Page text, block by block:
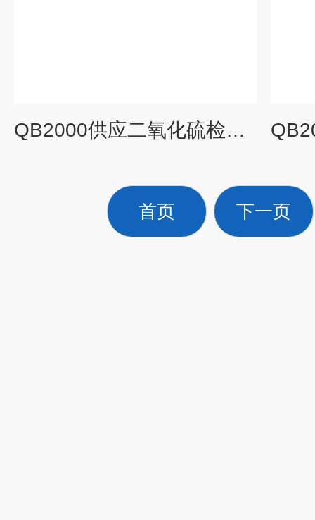
QB2000供应二氧化硫检测报警器，有毒有害气体检测报警器
首页 下一页